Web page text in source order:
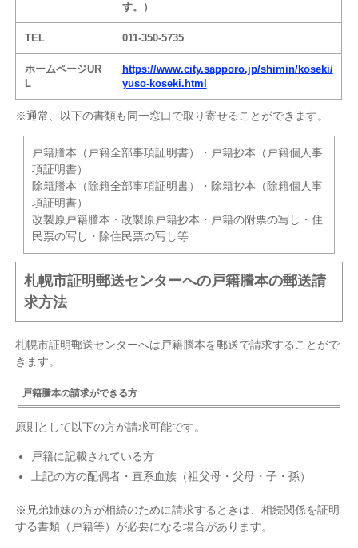
す。）
TEL 011-350-5735
ホームページUR
L
https://www.city.sapporo.jp/shimin/koseki/
yuso-koseki.html
※通常、以下の書類も同一窓口で取り寄せることができます。
戸籍謄本（戸籍全部事項証明書）・戸籍抄本（戸籍個人事
項証明書）
除籍謄本（除籍全部事項証明書）・除籍抄本（除籍個人事
項証明書）
改製原戸籍謄本・改製原戸籍抄本・戸籍の附票の写し・住
民票の写し・除住民票の写し等
札幌市証明郵送センターへの戸籍謄本の郵送請
求方法
札幌市証明郵送センターへは戸籍謄本を郵送で請求することがで
きます。
戸籍謄本の請求ができる方
原則として以下の方が請求可能です。
戸籍に記載されている方
上記の方の配偶者・直系血族（祖父母・父母・子・孫）
※兄弟姉妹の方が相続のために請求するときは、相続関係を証明
する書類（戸籍等）が必要になる場合があります。